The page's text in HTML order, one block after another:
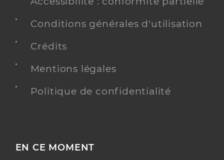
Conditions générales d'utilisation
Crédits
Mentions légales
Politique de confidentialité
EN CE MOMENT